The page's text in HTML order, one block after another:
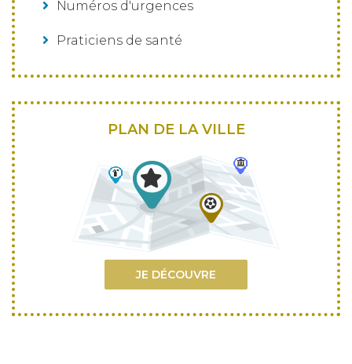
Numéros d'urgences
Praticiens de santé
PLAN DE LA VILLE
JE DÉCOUVRE